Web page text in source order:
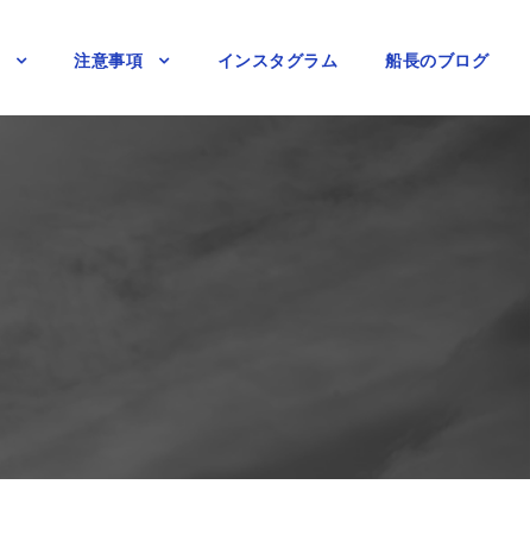
注意事項 インスタグラム 船長のブログ